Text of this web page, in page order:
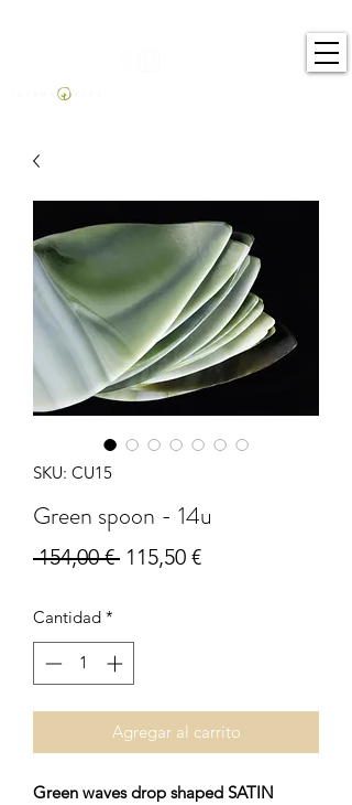
SKU: CU15
Green spoon - 14u
154,00 € Precio
115,50 €Precio
Cantidad *
Agregar al carrito
Green waves drop shaped SATIN